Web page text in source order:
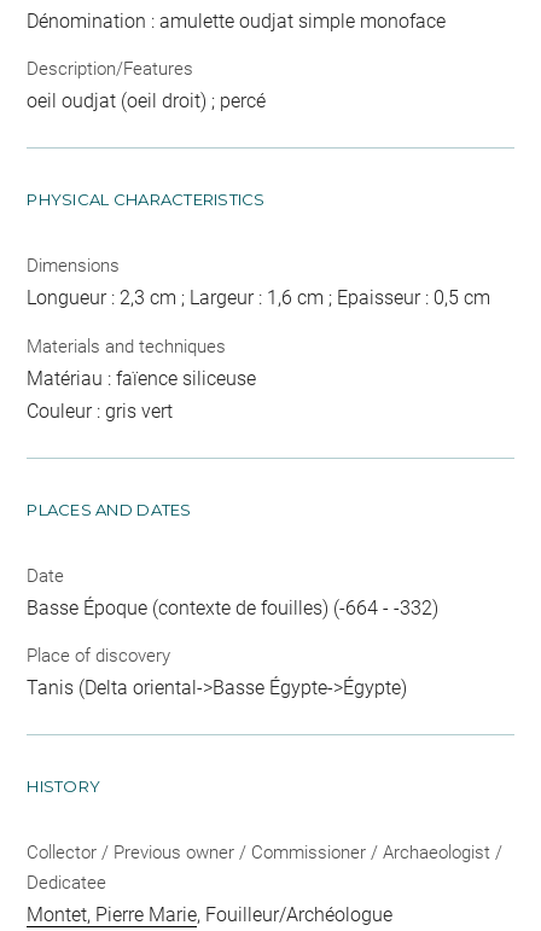
Dénomination : amulette oudjat simple monoface
Description/Features
oeil oudjat (oeil droit) ; percé
PHYSICAL CHARACTERISTICS
Dimensions
Longueur : 2,3 cm ; Largeur : 1,6 cm ; Epaisseur : 0,5 cm
Materials and techniques
Matériau : faïence siliceuse
Couleur : gris vert
PLACES AND DATES
Date
Basse Époque (contexte de fouilles) (-664 - -332)
Place of discovery
Tanis (Delta oriental->Basse Égypte->Égypte)
HISTORY
Collector / Previous owner / Commissioner / Archaeologist /
Dedicatee
Montet, Pierre Marie, Fouilleur/Archéologue